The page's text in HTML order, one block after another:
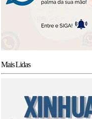
Mais Lidas